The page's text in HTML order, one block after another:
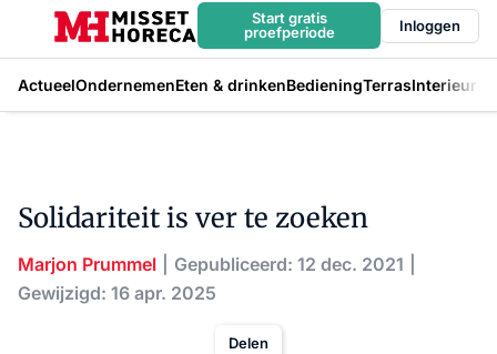
Start gratis
proefperiode
Inloggen
ActueelOndernemenEten & drinkenBedieningTerrasInterieur
Solidariteit is ver te zoeken
Marjon Prummel
Gepubliceerd: 12 dec. 2021
Gewijzigd: 16 apr. 2025
Delen